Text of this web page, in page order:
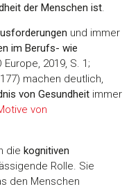
der Menschen ist.
und immer
im Berufs- wie
Europe, 2019, S. 1;
machen deutlich,
von Gesundheit immer
von
diekognitiven
Rolle. Sie
den Menschen